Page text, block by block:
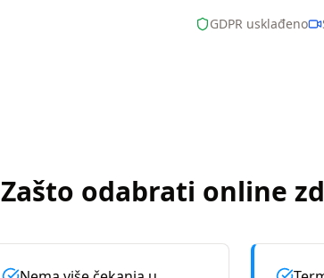
GDPR usklađeno
Zašto odabrati online